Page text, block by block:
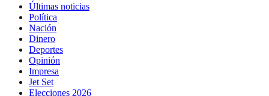
Últimas noticias
Política
Nación
Dinero
Deportes
Opinión
Impresa
Jet Set
Elecciones 2026